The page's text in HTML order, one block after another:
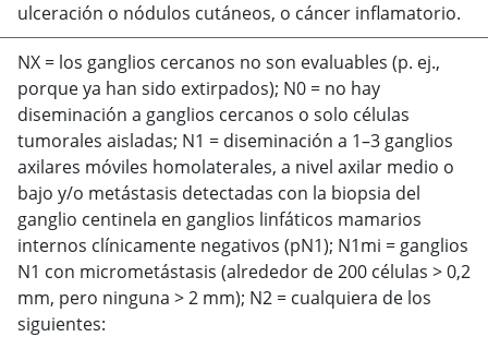
ulceración o nódulos cutáneos, o cáncer inflamatorio.
NX = los ganglios cercanos no son evaluables (p. ej.,
porque ya han sido extirpados); N0 = no hay
diseminación a ganglios cercanos o solo células
tumorales aisladas; N1 = diseminación a 1–3 ganglios
axilares móviles homolaterales, a nivel axilar medio o
bajo y/o metástasis detectadas con la biopsia del
ganglio centinela en ganglios linfáticos mamarios
internos clínicamente negativos (pN1); N1mi = ganglios
N1 con micrometástasis (alrededor de 200 células > 0,2
mm, pero ninguna > 2 mm); N2 = cualquiera de los
siguientes: